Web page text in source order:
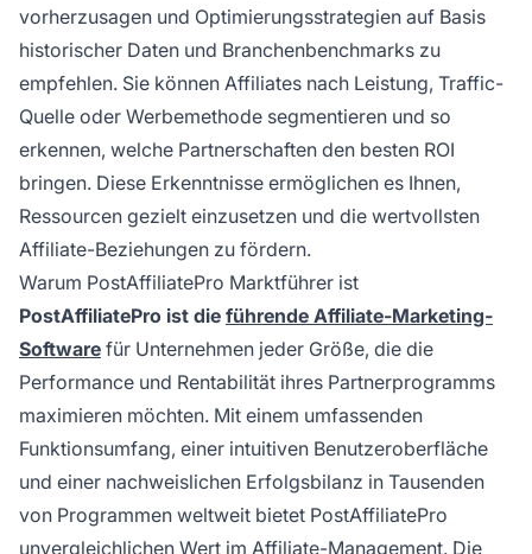
vorherzusagen und Optimierungsstrategien auf Basis
historischer Daten und Branchenbenchmarks zu
empfehlen. Sie können Affiliates nach Leistung, Traffic-
Quelle oder Werbemethode segmentieren und so
erkennen, welche Partnerschaften den besten ROI
bringen. Diese Erkenntnisse ermöglichen es Ihnen,
Ressourcen gezielt einzusetzen und die wertvollsten
Affiliate-Beziehungen zu fördern.
Warum PostAffiliatePro Marktführer ist
PostAffiliatePro ist die führende Affiliate-Marketing-
Software für Unternehmen jeder Größe, die die
Performance und Rentabilität ihres Partnerprogramms
maximieren möchten. Mit einem umfassenden
Funktionsumfang, einer intuitiven Benutzeroberfläche
und einer nachweislichen Erfolgsbilanz in Tausenden
von Programmen weltweit bietet PostAffiliatePro
unvergleichlichen Wert im Affiliate-Management. Die